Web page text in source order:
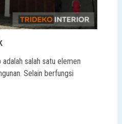
salah satu elemen
Selain berfungsi